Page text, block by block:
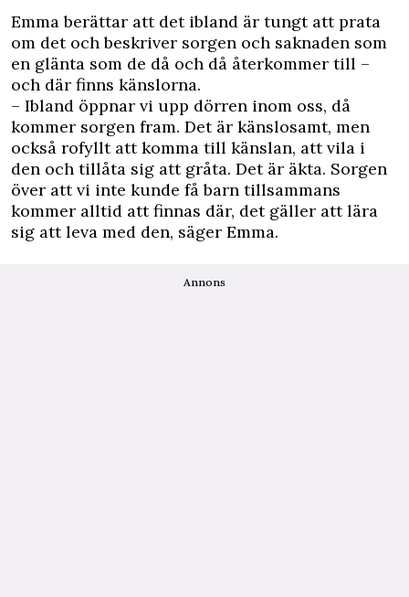
Emma berättar att det ibland är tungt att prata
om det och beskriver sorgen och saknaden som
en glänta som de då och då återkommer till –
och där finns känslorna.
– Ibland öppnar vi upp dörren inom oss, då
kommer sorgen fram. Det är känslosamt, men
också rofyllt att komma till känslan, att vila i
den och tillåta sig att gråta. Det är äkta. Sorgen
över att vi inte kunde få barn tillsammans
kommer alltid att finnas där, det gäller att lära
sig att leva med den, säger Emma.
Annons